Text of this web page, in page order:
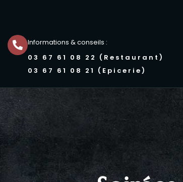
Informations & conseils :
03 67 61 08 22 (Restaurant)
03 67 61 08 21 (Epicerie)